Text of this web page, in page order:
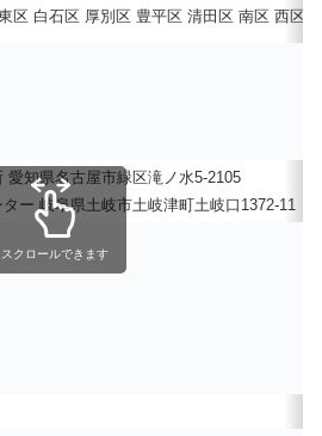
区 白石区 厚別区 豊平区 清田区 南区 西区
愛知県名古屋市緑区滝ノ水5-2105
ー 岐阜県土岐市土岐津町土岐口1372-11
スクロールできます